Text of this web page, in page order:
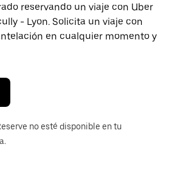
reservando un viaje con Uber
- Lyon. Solicita un viaje con
en cualquier momento y
no esté disponible en tu